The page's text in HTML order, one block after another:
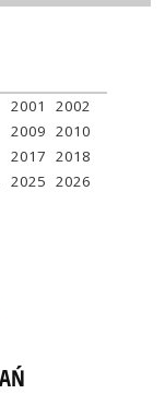
2001
2002
2009 2010
2017 2018
2025 2026